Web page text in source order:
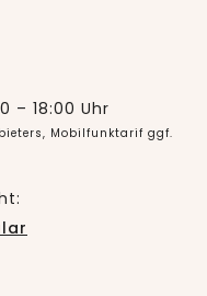
– 18:00 Uhr
Mobilfunktarif ggf.